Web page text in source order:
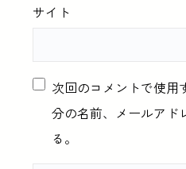
サイト
次回のコメントで使用
分の名前、メールアド
る。